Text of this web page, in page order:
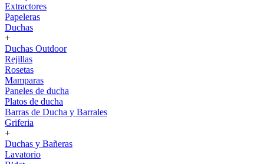
Extractores
Papeleras
Duchas
+
Duchas Outdoor
Rejillas
Rosetas
Mamparas
Paneles de ducha
Platos de ducha
Barras de Ducha y Barrales
Griferia
+
Duchas y Bañeras
Lavatorio